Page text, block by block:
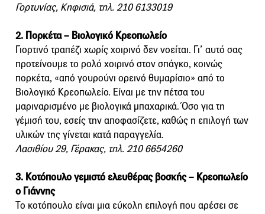
Γορτυνίας, Κηφισιά, τηλ. 210 6133019
2. Πορκέτα – Βιολογικό Κρεοπωλείο
Γιορτινό τραπέζι χωρίς χοιρινό δεν νοείται. Γι’ αυτό σας
προτείνουμε το ρολό χοιρινό στον σπάγκο, κοινώς
πορκέτα, «από γουρούνι ορεινό θυμαρίσιο» από το
Βιολογικό Κρεοπωλείο. Είναι με την πέτσα του
μαριναρισμένο με βιολογικά μπαχαρικά. Όσο για τη
γέμισή του, εσείς την αποφασίζετε, καθώς η επιλογή των
υλικών της γίνεται κατά παραγγελία.
Λασιθίου 29, Γέρακας, τηλ. 210 6654260
3. Κοτόπουλο γεμιστό ελευθέρας βοσκής – Κρεοπωλείο
ο Γιάννης
Το κοτόπουλο είναι μια εύκολη επιλογή που αρέσει σε